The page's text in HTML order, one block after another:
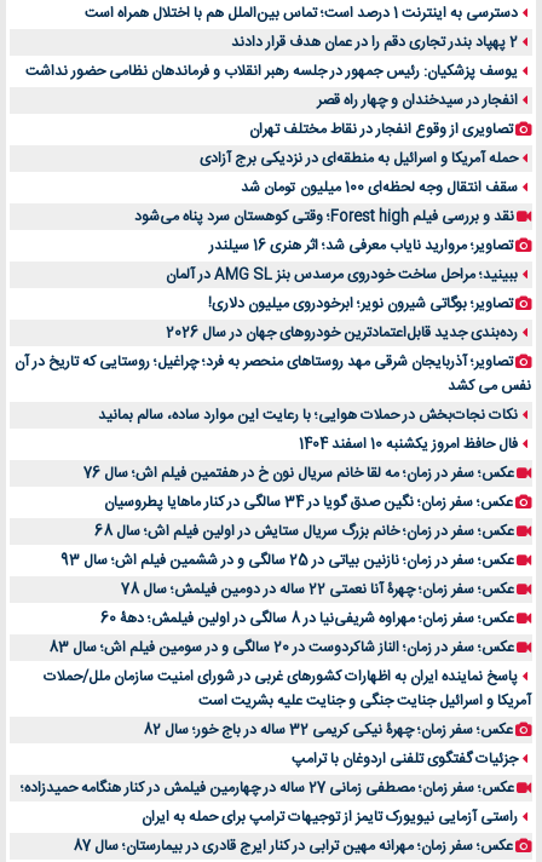
دسترسی به اینترنت 1 درصد است؛ تماس بین‌الملل هم با اختلال همراه است
2 پهپاد بندر تجاری دقم را در عمان هدف قرار دادند
یوسف پزشکیان: رئیس جمهور در جلسه رهبر انقلاب و فرماندهان نظامی حضور نداشت
انفجار در سیدخندان و چهار راه قصر
تصاویری از وقوع انفجار در نقاط مختلف تهران
حمله آمریکا و اسرائیل به منطقه‌ای در نزدیکی برج آزادی
سقف انتقال وجه لحظه‌ای 100 میلیون تومان شد
نقد و بررسی فیلم Forest high؛ وقتی کوهستان سرد پناه می‌شود
تصاویر؛ مروارید نایاب معرفی شد؛ اثر هنری 16 سیلندر
ببینید؛ مراحل ساخت خودروی مرسدس بنز AMG SL در آلمان
تصاویر؛ بوگاتی شیرون نویر؛ ابرخودروی میلیون دلاری!
رده‌بندی جدید قابل‌اعتمادترین خودروهای جهان در سال 2026
تصاویر؛ آذربایجان شرقی مهد روستاهای منحصر به فرد؛ چراغیل؛ روستایی که تاریخ در آن
نفس می کشد
نکات نجات‌بخش در حملات هوایی؛ با رعایت این موارد ساده، سالم بمانید
فال حافظ امروز یکشنبه 10 اسفند 1404
عکس؛ سفر در زمان؛ مه لقا خانم سریال نون خ در هفتمین فیلم اش؛ سال 76
عکس؛ سفر زمان؛ نگین صدق گویا در 34 سالگی در کنار ماهایا پطروسیان
عکس؛ سفر در زمان؛ خانم بزرگ سریال ستایش در اولین فیلم اش؛ سال 68
عکس؛ سفر در زمان؛ نازنین بیاتی در 25 سالگی و در ششمین فیلم اش؛ سال 93
عکس؛ سفر زمان؛ چهرۀ آنا نعمتی 22 ساله در دومین فیلمش؛ سال 78
عکس؛ سفر زمان؛ مهراوه شریفی‌نیا در 8 سالگی در اولین فیلمش؛ دهۀ 60
عکس؛ سفر در زمان؛ الناز شاکردوست در 20 سالگی و در سومین فیلم اش؛ سال 83
پاسخ نماینده ایران به اظهارات کشورهای غربی در شورای امنیت سازمان ملل/حملات
آمریکا و اسرائیل جنایت جنگی و جنایت علیه بشریت است
عکس؛ سفر زمان؛ چهرۀ نیکی کریمی 32 ساله در باج خور؛ سال 82
جزئیات گفتگوی تلفنی اردوغان با ترامپ
عکس؛ سفر زمان؛ مصطفی زمانی 27 ساله در چهارمین فیلمش در کنار هنگامه حمیدزاده؛
راستی آزمایی نیویورک تایمز از توجیهات ترامپ برای حمله به ایران
عکس؛ سفر زمان؛ مهرانه مهین ترابی در کنار ایرج قادری در بیمارستان؛ سال 87